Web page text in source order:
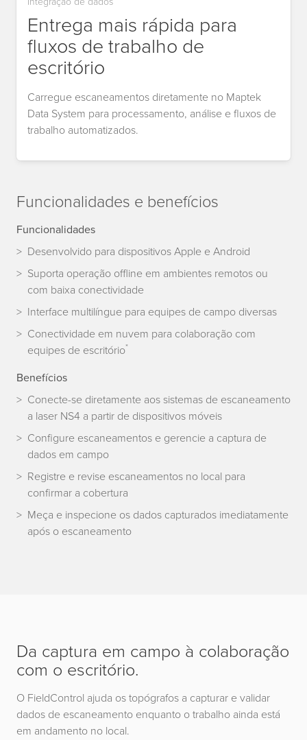
Entrega mais rápida para
fluxos de trabalho de
escritório
Carregue escaneamentos diretamente no Maptek
Data System para processamento, análise e fluxos de
trabalho automatizados.
Funcionalidades e benefícios
Funcionalidades
Desenvolvido para dispositivos Apple e Android
Suporta operação offline em ambientes remotos ou
com baixa conectividade
Interface multilíngue para equipes de campo diversas
Conectividade em nuvem para colaboração com
equipes de escritório*
Benefícios
Conecte-se diretamente aos sistemas de escaneamento
a laser NS4 a partir de dispositivos móveis
Configure escaneamentos e gerencie a captura de
dados em campo
Registre e revise escaneamentos no local para
confirmar a cobertura
Meça e inspecione os dados capturados imediatamente
após o escaneamento
Da captura em campo à colaboração
com o escritório.
O FieldControl ajuda os topógrafos a capturar e validar
dados de escaneamento enquanto o trabalho ainda está
em andamento no local.